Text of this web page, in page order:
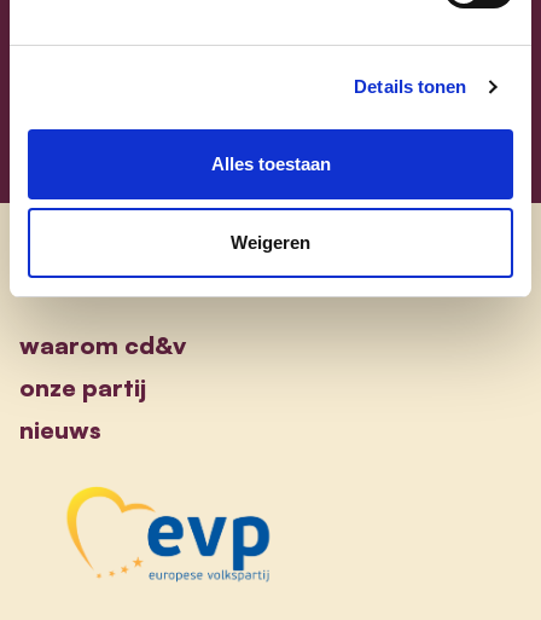
Details tonen
Alles toestaan
Weigeren
alle kandidaten
Ontdek
waarom cd&v
onze partij
nieuws